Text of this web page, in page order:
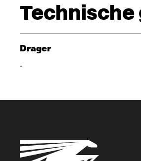
Technische
Drager
-